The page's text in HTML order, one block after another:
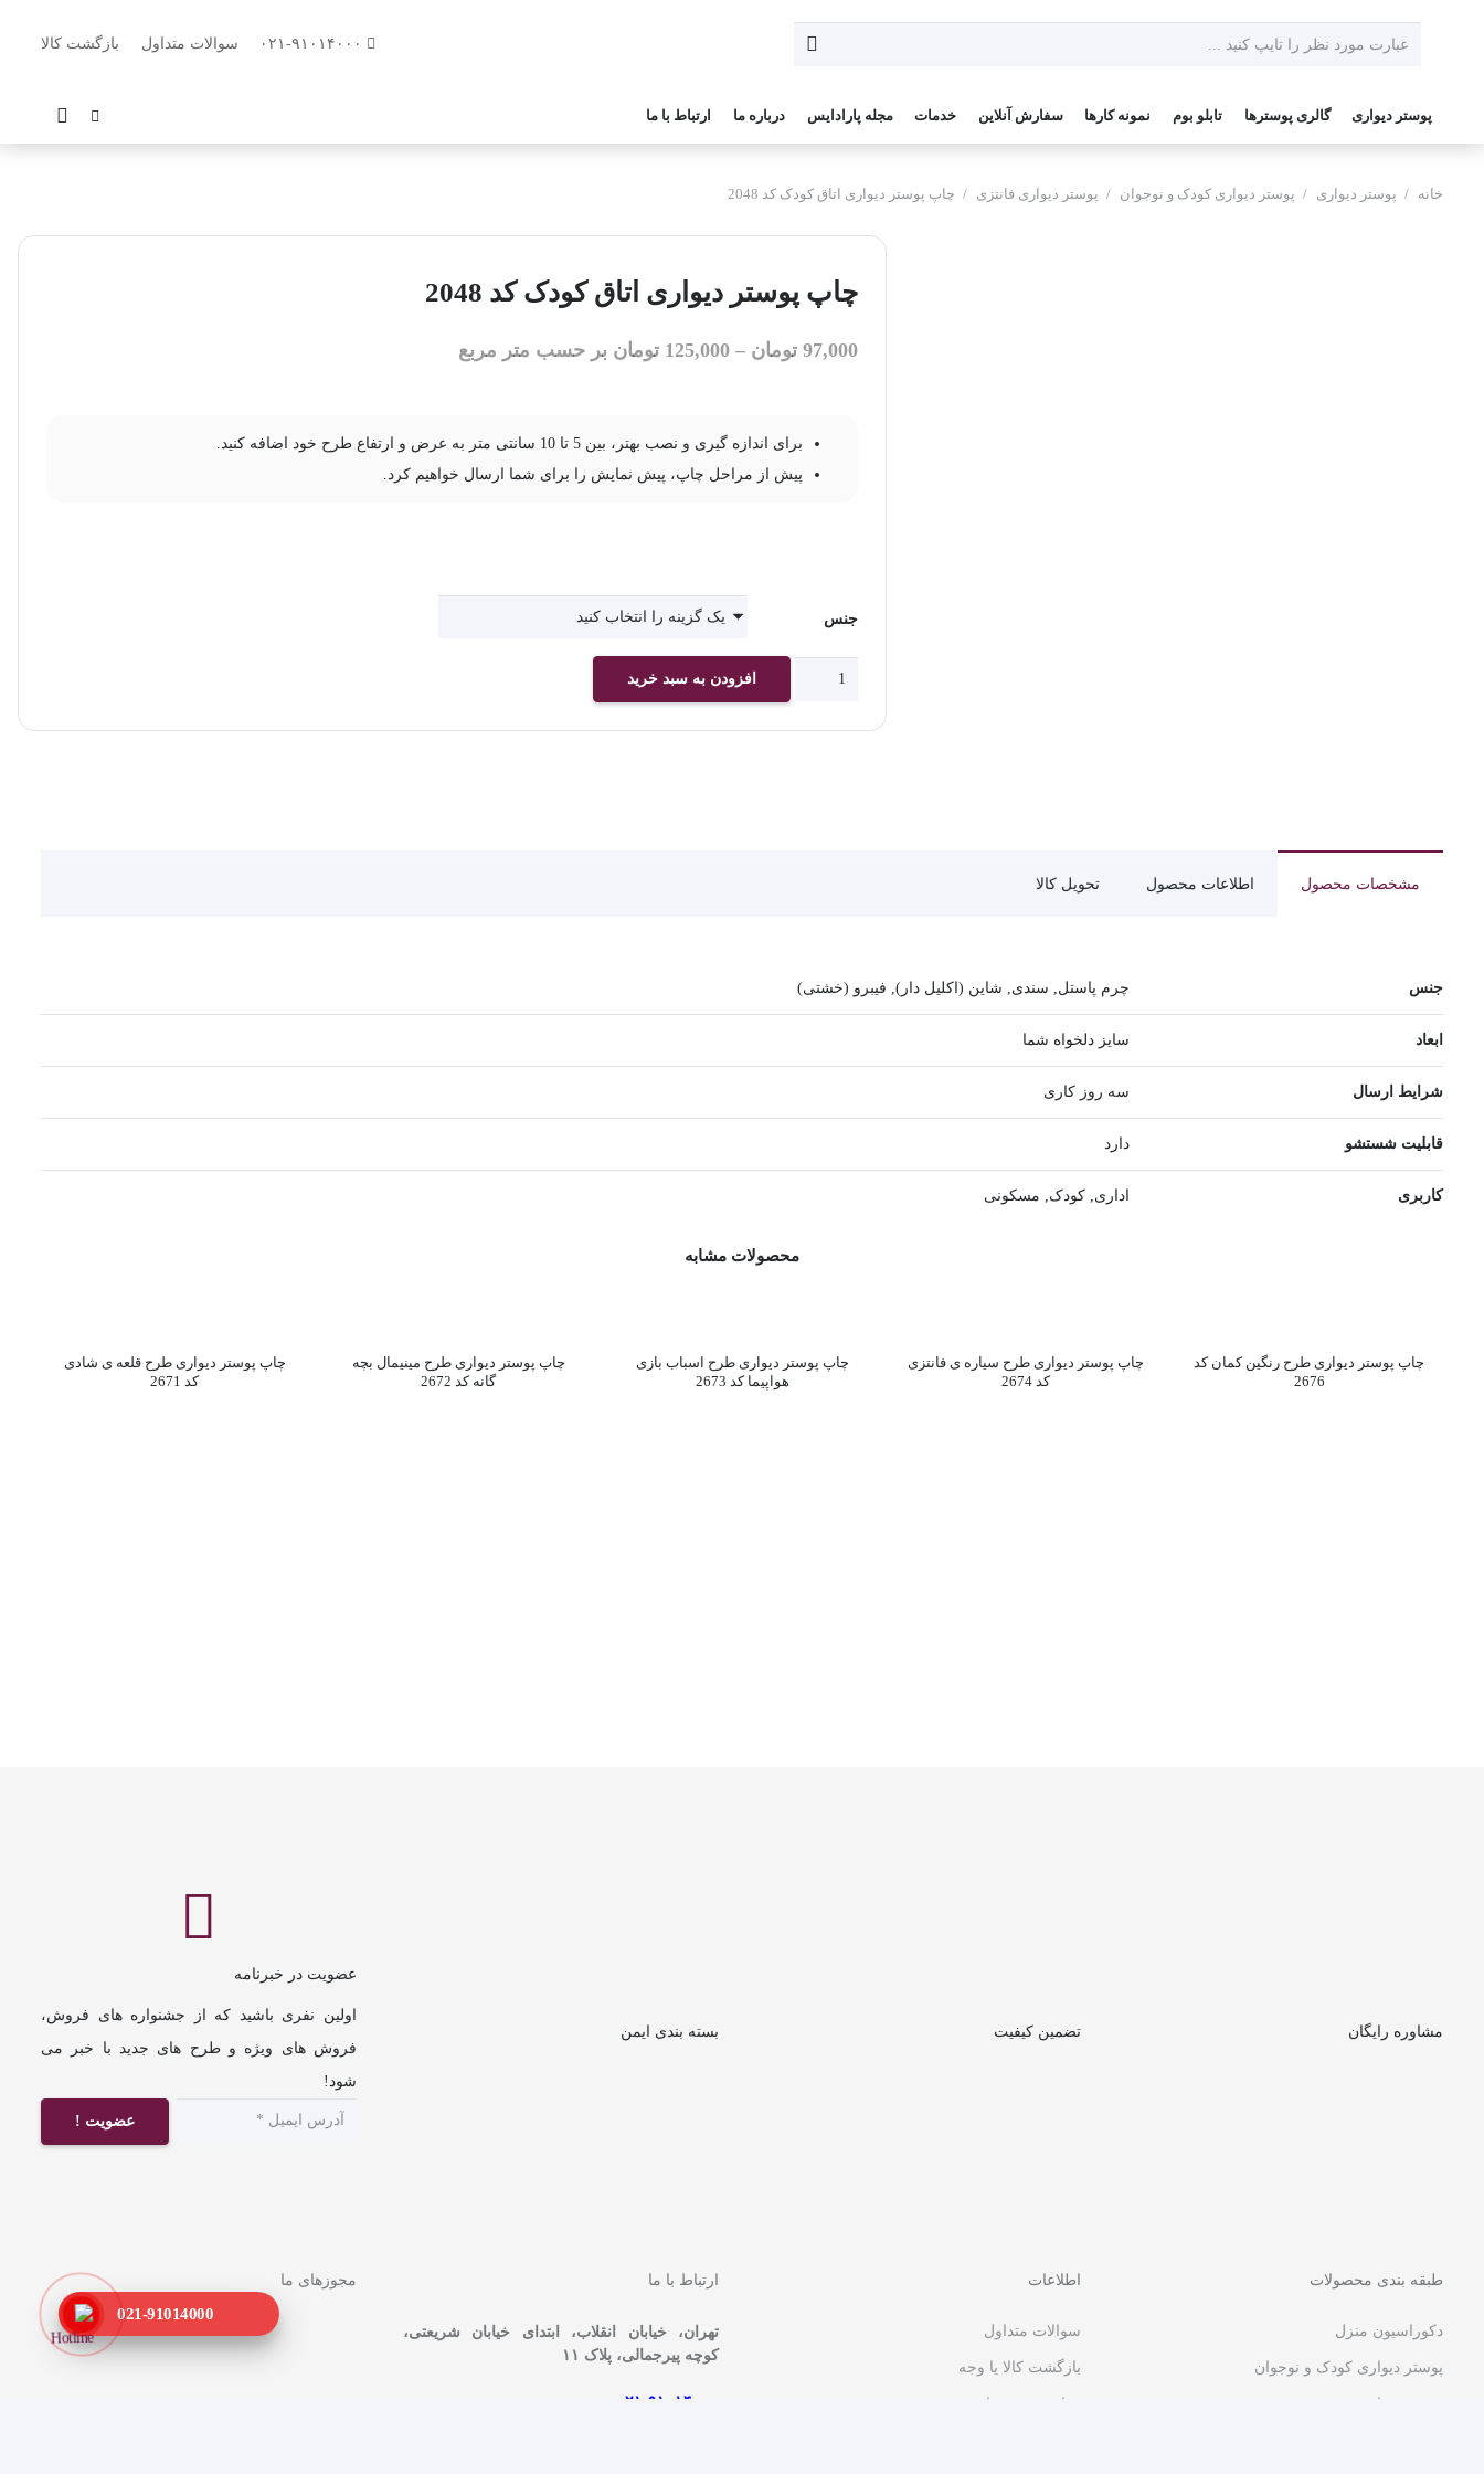
سوالات متداول بازگشت کالا
پوستر دیواری گالری پوسترها تابلو بوم نمونه کارها سفارش آنلاین خدمات مجله پارادایس درباره ما ارتباط با ما
خانه / پوستر دیواری / پوستر دیواری کودک و نوجوان / پوستر دیواری فانتزی / چاپ پوستر دیواری اتاق کودک کد 2048
چاپ پوستر دیواری اتاق کودک کد 2048
97,000 تومان –
125,000 تومان بر حسب متر مربع
برای اندازه گیری و نصب بهتر، بین 5 تا 10 سانتی متر به عرض و ارتفاع طرح خود اضافه کنید.
پیش از مراحل چاپ، پیش نمایش را برای شما ارسال خواهیم کرد.
جنس
چاپ
افزودن به سبد خرید
مشخصات محصول اطلاعات محصول تحویل کالا
جنس چرم پاستل, سندی, شاین (اکلیل دار), فیبرو (خشتی)
ابعاد سایز دلخواه شما
شرایط ارسال سه روز کاری
قابلیت شستشو دارد
کاربری اداری, کودک, مسکونی
محصولات مشابه
چاپ پوستر دیواری طرح رنگین کمان کد
2676
چاپ پوستر دیواری طرح سیاره ی فانتزی
کد 2674
چاپ پوستر دیواری طرح اسباب بازی
هواپیما کد 2673
چاپ پوستر دیواری طرح مینیمال بچه
گانه کد 2672
چاپ پوستر دیواری طرح قلعه ی شادی
کد 2671
مشاوره رایگان تضمین کیفیت بسته بندی ایمن
عضویت در خبرنامه
اولین نفری باشید که از جشنواره های فروش،
فروش های ویژه و طرح های جدید با خبر می
شود!
عضویت !
طبقه بندی محصولات
دکوراسیون منزل
پوستر دیواری کودک و نوجوان
پوستر دیواری مدرن و هنری
اطلاعات
سوالات متداول
بازگشت کالا یا وجه
قوانین و مقررات
ارتباط با ما
تهران، خیابان انقلاب، ابتدای خیابان شریعتی،
کوچه پیرجمالی، پلاک ۱۱
۰۲۱-۹۱۰۱۴۰۰۰
مجوزهای ما
021-91014000